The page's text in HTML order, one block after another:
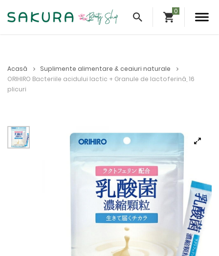
Acasă
Suplimente alimentare & ceaiuri naturale
ORIHIRO Bacteriile acidului lactic + Granule de lactoferină, 16
plicuri